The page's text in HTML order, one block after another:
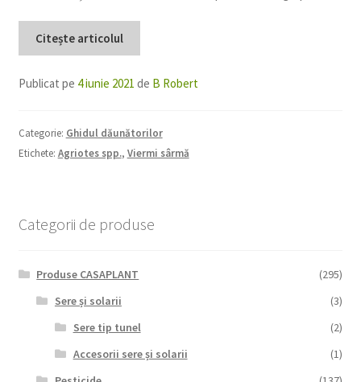
Citește articolul
Publicat pe 4 iunie 2021 de B Robert
Categorie: Ghidul dăunătorilor
Etichete: Agriotes spp., Viermi sârmă
Categorii de produse
Produse CASAPLANT
(295)
Sere și solarii
(3)
Sere tip tunel
(2)
Accesorii sere și solarii
(1)